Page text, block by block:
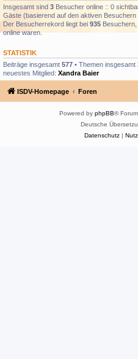
Insgesamt sind 3 Besucher online :: 0
Gäste (basierend auf den aktiven Besuchern
Der Besucherrekord liegt bei 935
online waren.
STATISTIK
Beiträge insgesamt 577 • Themen insgesamt
neuestes Mitglied: Xandra Baier
ISDV-Homepage Foren
Powered by phpBB®
Deutsche
Datenschutz|